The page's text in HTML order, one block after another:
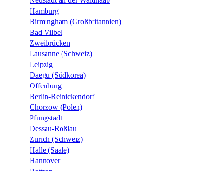
Hamburg
Birmingham (Großbritannien)
Bad Vilbel
Zweibrücken
Lausanne (Schweiz)
Leipzig
Daegu (Südkorea)
Offenburg
Berlin-Reinickendorf
Chorzow (Polen)
Pfungstadt
Dessau-Roßlau
Zürich (Schweiz)
Halle (Saale)
Hannover